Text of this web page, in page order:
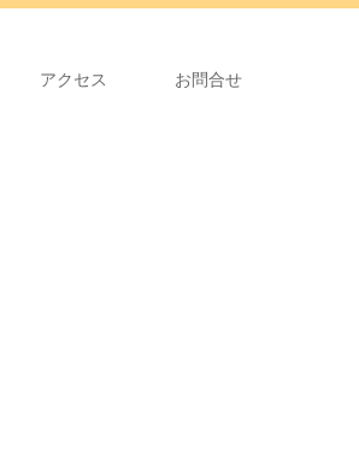
アクセス お問合せ